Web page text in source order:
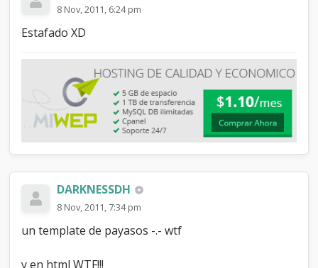
8 Nov, 2011, 6:24 pm
Estafado XD
DARKNESSDH
8 Nov, 2011, 7:34 pm
un template de payasos -.- wtf
y en html WTF!!!